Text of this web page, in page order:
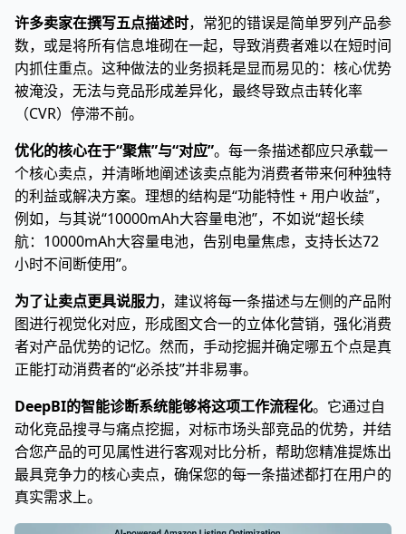
许多卖家在撰写五点描述时，常犯的错误是简单罗列产品参
数，或是将所有信息堆砌在一起，导致消费者难以在短时间
内抓住重点。这种做法的业务损耗是显而易见的：核心优势
被淹没，无法与竞品形成差异化，最终导致点击转化率
（CVR）停滞不前。
优化的核心在于“聚焦”与“对应”。每一条描述都应只承载一
个核心卖点，并清晰地阐述该卖点能为消费者带来何种独特
的利益或解决方案。理想的结构是“功能特性 + 用户收益”，
例如，与其说“10000mAh大容量电池”，不如说“超长续
航：10000mAh大容量电池，告别电量焦虑，支持长达72
小时不间断使用”。
为了让卖点更具说服力，建议将每一条描述与左侧的产品附
图进行视觉化对应，形成图文合一的立体化营销，强化消费
者对产品优势的记忆。然而，手动挖掘并确定哪五个点是真
正能打动消费者的“必杀技”并非易事。
DeepBI的智能诊断系统能够将这项工作流程化。它通过自
动化竞品搜寻与痛点挖掘，对标市场头部竞品的优势，并结
合您产品的可见属性进行客观对比分析，帮助您精准提炼出
最具竞争力的核心卖点，确保您的每一条描述都打在用户的
真实需求上。